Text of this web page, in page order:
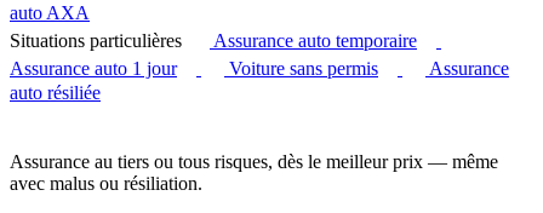
auto AXA
Situations particulières
Assurance auto temporaire
Assurance auto 1 jour
Voiture sans permis
Assurance
auto résiliée
Assurance au tiers ou tous risques, dès le meilleur prix — même
avec malus ou résiliation.